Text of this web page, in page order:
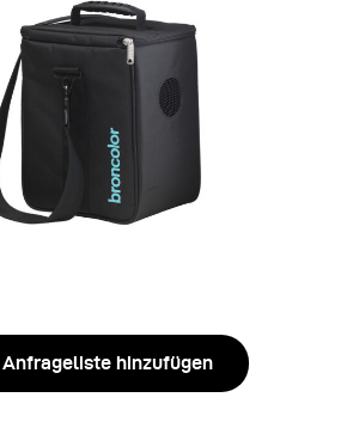
Anfrageliste hinzufügen